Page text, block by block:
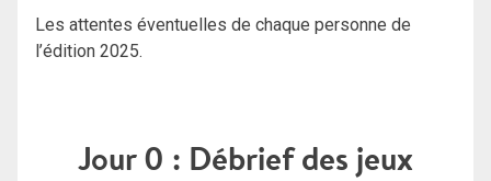
Les attentes éventuelles de chaque personne de
l’édition 2025.
Jour 0 : Débrief des jeux